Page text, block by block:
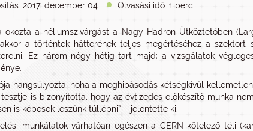
2017. december 04. Olvasási idő: 1 perc
okozta a héliumszivárgást a Nagy Hadron Ütköztetőben
a történtek hátterének teljes megértéséhez a szektort
Ez három-négy hétig tart majd; a vizsgálatok
hangsúlyozta: noha a meghibásodás kétségkívül
is bizonyította, hogy az évtizedes előkészítő munka
is képesek leszünk túllépni” – jelentette ki.
munkálatok várhatóan egészen a CERN kötelező téli